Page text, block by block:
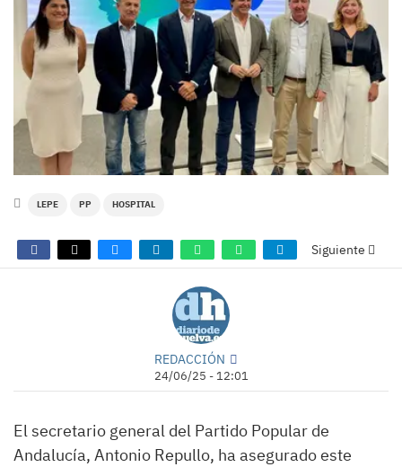
LEPE PP HOSPITAL
Siguiente
REDACCIÓN
24/06/25 - 12:01
El secretario general del Partido Popular de
Andalucía, Antonio Repullo, ha asegurado este